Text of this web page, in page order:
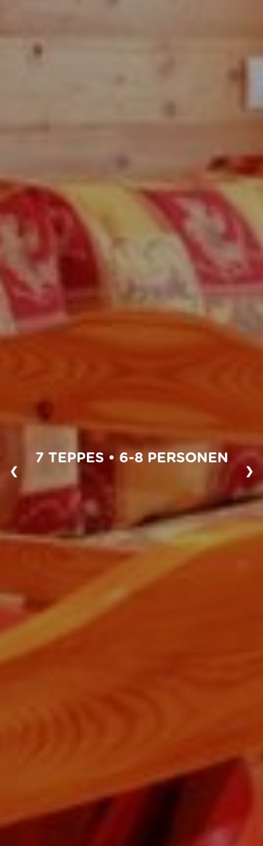
7 TEPPES • 6-8 PERSONEN
❮ ❯